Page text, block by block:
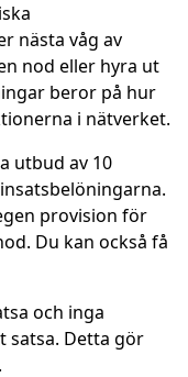
nästa våg av
nod eller hyra ut
beror på hur
i nätverket.
utbud av 10
provision för
Du kan också få
och inga
satsa. Detta gör